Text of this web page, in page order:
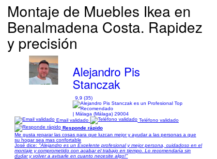
Montaje de Muebles Ikea en
Benalmadena Costa. Rapidez
y precisión
Alejandro Pis
Stanczak
9,9 (35)
| Málaga (Málaga) 29004
Email validado
Teléfono validado
Responde rápido
Me gusta reparar las cosas para que luzcan mejor y ayudar a las personas a que
su hogar sea mas confortable
José dice: "Alejandro es un Excelente profesional y mejor persona, cuidadoso en el
montaje y comprometido con acabar el trabajo en tiempo. Lo recomendaría sin
dudar y volver a avisarle en cuanto necesite algo!"